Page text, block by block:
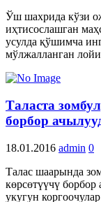
Ўш шахрида кўзи
иҳтисослашган
усулда қўшимча
мўлжалланган
Таласта
борбор
18.01.2016 admin 0
Талас шаарында
көрсөтүүчү борбор
укугун